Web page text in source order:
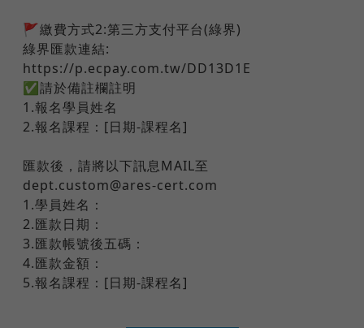
🚩繳費方式2:第三方支付平台(綠界)
綠界匯款連結:
https://p.ecpay.com.tw/DD13D1E
✅請於備註欄註明
1.報名學員姓名
2.報名課程：[日期-課程名]
匯款後，請將以下訊息MAIL至
dept.custom@ares-cert.com
1.學員姓名：
2.匯款日期：
3.匯款帳號後五碼：
4.匯款金額：
5.報名課程：[日期-課程名]